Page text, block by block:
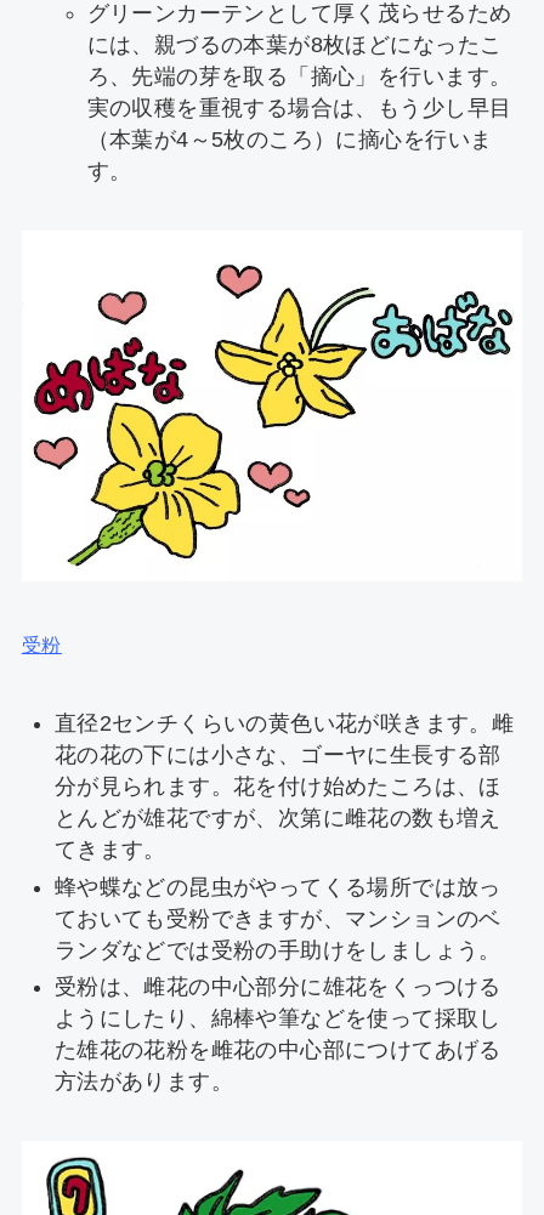
グリーンカーテンとして厚く茂らせるため
には、親づるの本葉が8枚ほどになったこ
ろ、先端の芽を取る「摘心」を行います。
実の収穫を重視する場合は、もう少し早目
（本葉が4～5枚のころ）に摘心を行いま
す。
受粉
直径2センチくらいの黄色い花が咲きます。雌
花の花の下には小さな、ゴーヤに生長する部
分が見られます。花を付け始めたころは、ほ
とんどが雄花ですが、次第に雌花の数も増え
てきます。
蜂や蝶などの昆虫がやってくる場所では放っ
ておいても受粉できますが、マンションのベ
ランダなどでは受粉の手助けをしましょう。
受粉は、雌花の中心部分に雄花をくっつける
ようにしたり、綿棒や筆などを使って採取し
た雄花の花粉を雌花の中心部につけてあげる
方法があります。